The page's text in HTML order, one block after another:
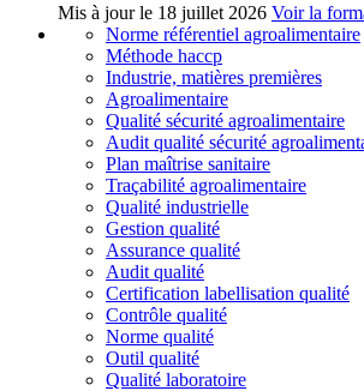
Mis à jour le 18 juillet 2026 Voir la
Norme référentiel agroalimentaire
Méthode haccp
Industrie, matières premières
Agroalimentaire
Qualité sécurité agroalimentaire
Audit qualité sécurité
Plan maîtrise sanitaire
Traçabilité agroalimentaire
Qualité industrielle
Gestion qualité
Assurance qualité
Audit qualité
Certification labellisation qualité
Contrôle qualité
Norme qualité
Outil qualité
Qualité laboratoire